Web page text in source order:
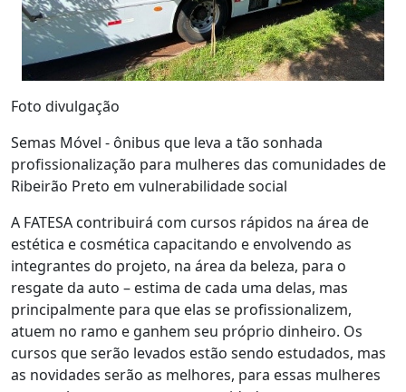
Foto divulgação
Semas Móvel - ônibus que leva a tão sonhada
profissionalização para mulheres das comunidades de
Ribeirão Preto em vulnerabilidade social
A FATESA contribuirá com cursos rápidos na área de
estética e cosmética capacitando e envolvendo as
integrantes do projeto, na área da beleza, para o
resgate da auto – estima de cada uma delas, mas
principalmente para que elas se profissionalizem,
atuem no ramo e ganhem seu próprio dinheiro. Os
cursos que serão levados estão sendo estudados, mas
as novidades serão as melhores, para essas mulheres